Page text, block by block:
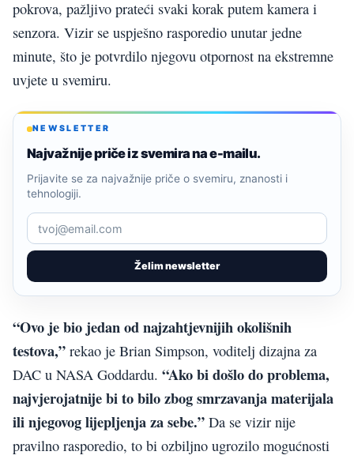
pokrova, pažljivo prateći svaki korak putem kamera i
senzora. Vizir se uspješno rasporedio unutar jedne
minute, što je potvrdilo njegovu otpornost na ekstremne
uvjete u svemiru.
NEWSLETTER
Najvažnije priče iz svemira na e-mailu.
Želim newsletter
Prijavite se za najvažnije priče o svemiru, znanosti i
tehnologiji.
“Ovo je bio jedan od najzahtjevnijih okolišnih
testova,” rekao je Brian Simpson, voditelj dizajna za
DAC u NASA Goddardu. “Ako bi došlo do problema,
najvjerojatnije bi to bilo zbog smrzavanja materijala
ili njegovog lijepljenja za sebe.” Da se vizir nije
pravilno rasporedio, to bi ozbiljno ugrozilo mogućnosti